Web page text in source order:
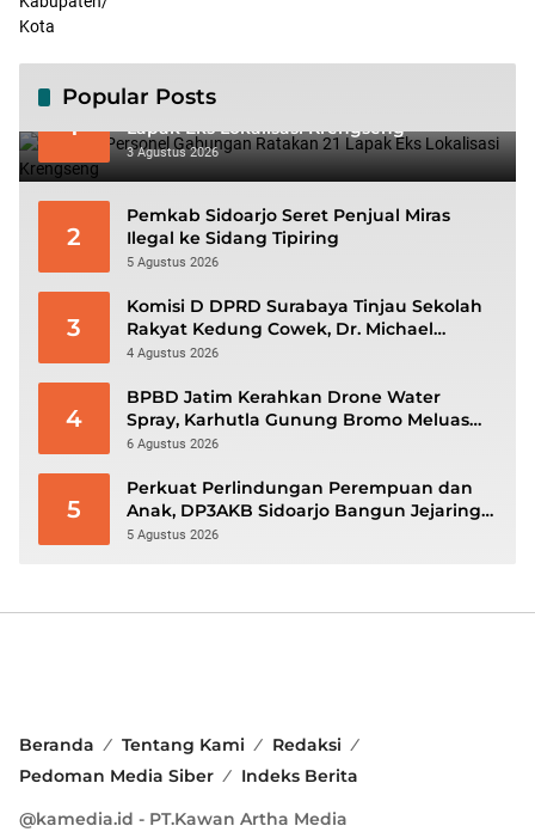
Popular Posts
1
Ratusan Personel Gabungan Ratakan 21
Lapak Eks Lokalisasi Krengseng
3 Agustus 2026
2
Pemkab Sidoarjo Seret Penjual Miras
Ilegal ke Sidang Tipiring
5 Agustus 2026
3
Komisi D DPRD Surabaya Tinjau Sekolah
Rakyat Kedung Cowek, Dr. Michael
Leksodimulyo: “Membangun Karakter
4 Agustus 2026
4
BPBD Jatim Kerahkan Drone Water
Spray, Karhutla Gunung Bromo Meluas
hingga 70 Hektare
6 Agustus 2026
5
Perkuat Perlindungan Perempuan dan
Anak, DP3AKB Sidoarjo Bangun Jejaring
hingga Tingkat Desa
5 Agustus 2026
Beranda Tentang Kami
Redaksi
Pedoman Media Siber
Indeks Berita
@kamedia.id - PT.Kawan Artha Media